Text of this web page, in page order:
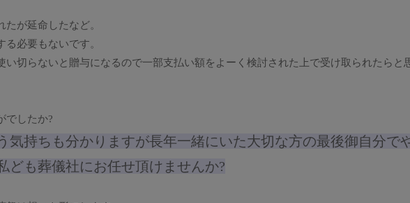
たが延命したなど。
必要もないです。
い切らないと贈与になるので一部支払い額をよーく検討された上で受け取られたらと
でしたか?
気持ちも分かりますが長年一緒にいた大切な方の最後御自分で
ども葬儀社にお任せ頂けませんか?